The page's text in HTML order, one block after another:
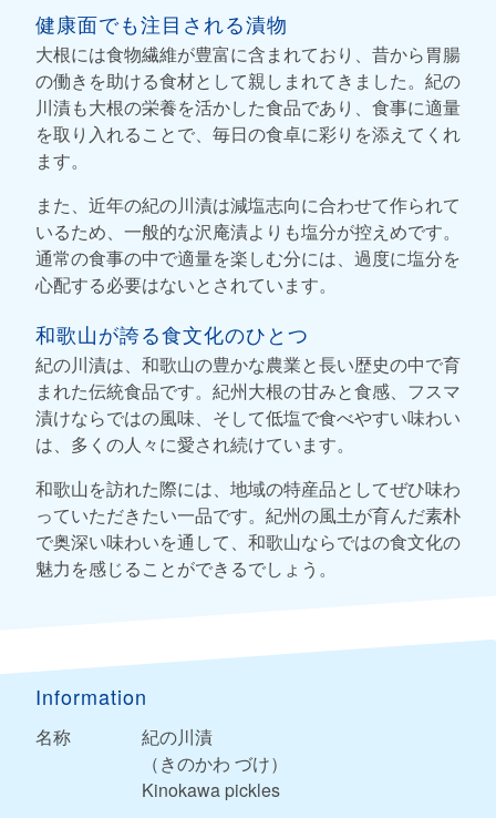
健康面でも注目される漬物
大根には食物繊維が豊富に含まれており、昔から胃腸
の働きを助ける食材として親しまれてきました。紀の
川漬も大根の栄養を活かした食品であり、食事に適量
を取り入れることで、毎日の食卓に彩りを添えてくれ
ます。
また、近年の紀の川漬は減塩志向に合わせて作られて
いるため、一般的な沢庵漬よりも塩分が控えめです。
通常の食事の中で適量を楽しむ分には、過度に塩分を
心配する必要はないとされています。
和歌山が誇る食文化のひとつ
紀の川漬は、和歌山の豊かな農業と長い歴史の中で育
まれた伝統食品です。紀州大根の甘みと食感、フスマ
漬けならではの風味、そして低塩で食べやすい味わい
は、多くの人々に愛され続けています。
和歌山を訪れた際には、地域の特産品としてぜひ味わ
っていただきたい一品です。紀州の風土が育んだ素朴
で奥深い味わいを通して、和歌山ならではの食文化の
魅力を感じることができるでしょう。
Information
名称
紀の川漬
（きのかわ づけ）
Kinokawa pickles